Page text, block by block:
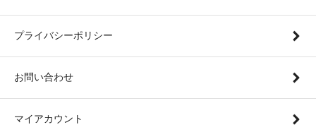
プライバシーポリシー
お問い合わせ
マイアカウント